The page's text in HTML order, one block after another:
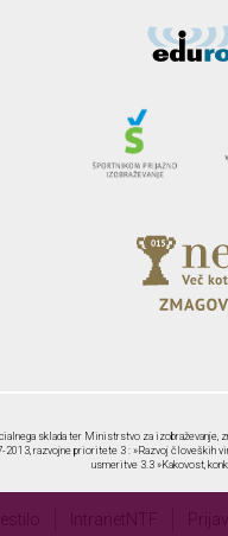
sklada ter Ministrstvo za izobraževanje,
2013, razvojne prioritete 3 : »Razvoj človeških
usmeritve 3.3 »Kakovost,
IntranetNTF